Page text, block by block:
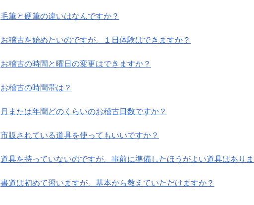
毛筆と硬筆の違いはなんですか？
お稽古を始めたいのですが、１日体験はできますか？
お稽古の時間と曜日の変更はできますか？
お稽古の時間帯は？
月または年間どのくらいのお稽古日数ですか？
市販されている道具を使ってもいいですか？
道具を持っていないのですが、事前に準備したほうがよい道具はあり
書道は初めて習いますが、基本から教えていただけますか？